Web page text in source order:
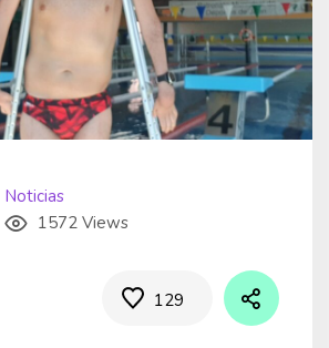
Noticias
1572 Views
129